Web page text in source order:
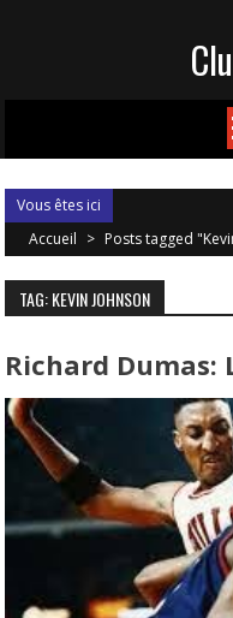
Vous êtes ici
Accueil > Posts tagged
TAG: KEVIN JOHNSON
Richard Dumas: